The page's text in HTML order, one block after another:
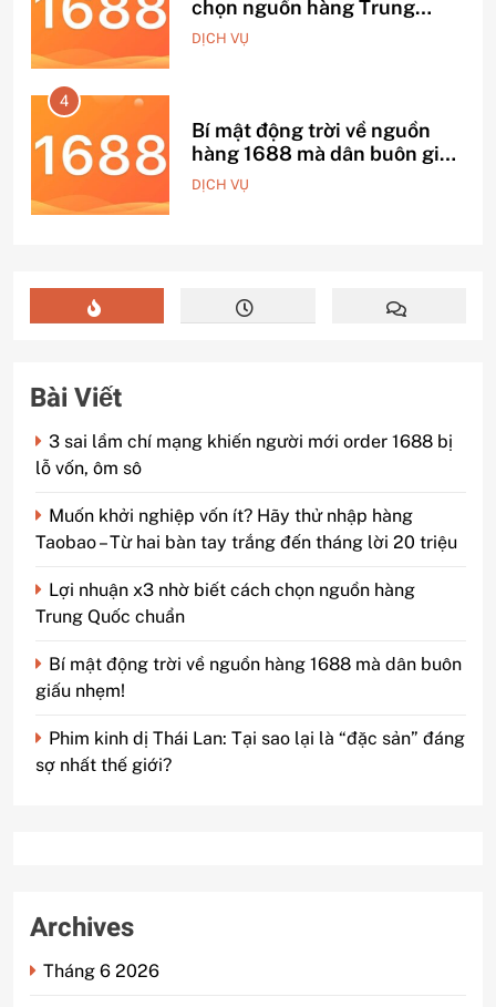
chọn nguồn hàng Trung
Quốc chuẩn
DỊCH VỤ
4
Bí mật động trời về nguồn
hàng 1688 mà dân buôn giấu
nhẹm!
DỊCH VỤ
Bài Viết
3 sai lầm chí mạng khiến người mới order 1688 bị
lỗ vốn, ôm sô
Muốn khởi nghiệp vốn ít? Hãy thử nhập hàng
Taobao – Từ hai bàn tay trắng đến tháng lời 20 triệu
Lợi nhuận x3 nhờ biết cách chọn nguồn hàng
Trung Quốc chuẩn
Bí mật động trời về nguồn hàng 1688 mà dân buôn
giấu nhẹm!
Phim kinh dị Thái Lan: Tại sao lại là “đặc sản” đáng
sợ nhất thế giới?
Archives
Tháng 6 2026